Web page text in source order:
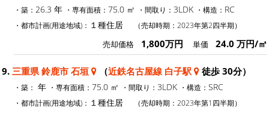
・築： 26.3 年 ・専有面積： 75.0 ㎡ ・間取り： 3LDK ・構造： RC
・都市計画(用途地域)： １種住居 （売却時期：2023年第2四半期）
売却価格 1,800万円 単価 24.0 万円/㎡
9. 三重県 鈴鹿市 石垣 （近鉄名古屋線 白子駅 徒歩 30分）
・築： 年 ・専有面積： 75.0 ㎡ ・間取り： 3LDK ・構造： SRC
・都市計画(用途地域)： １種住居 （売却時期：2023年第1四半期）